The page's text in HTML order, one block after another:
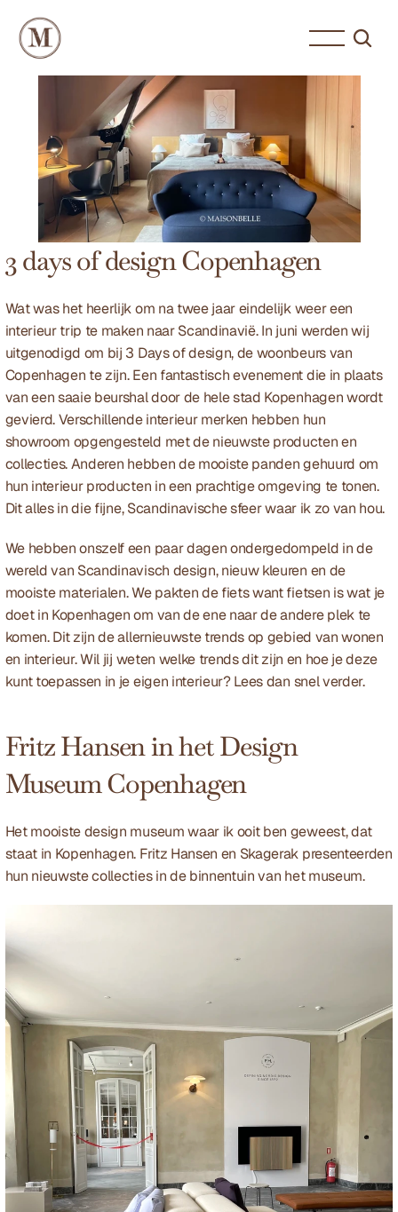
3 days of design Copenhagen
Wat was het heerlijk om na twee jaar eindelijk weer een
interieur trip te maken naar Scandinavië. In juni werden wij
uitgenodigd om bij 3 Days of design, de woonbeurs van
Copenhagen te zijn. Een fantastisch evenement die in plaats
van een saaie beurshal door de hele stad Kopenhagen wordt
gevierd. Verschillende interieur merken hebben hun
showroom opgengesteld met de nieuwste producten en
collecties. Anderen hebben de mooiste panden gehuurd om
hun interieur producten in een prachtige omgeving te tonen.
Dit alles in die fijne, Scandinavische sfeer waar ik zo van hou.
We hebben onszelf een paar dagen ondergedompeld in de
wereld van Scandinavisch design, nieuw kleuren en de
mooiste materialen. We pakten de fiets want fietsen is wat je
doet in Kopenhagen om van de ene naar de andere plek te
komen. Dit zijn de allernieuwste trends op gebied van wonen
en interieur. Wil jij weten welke trends dit zijn en hoe je deze
kunt toepassen in je eigen interieur? Lees dan snel verder.
Fritz Hansen in het Design
Museum Copenhagen
Het mooiste design museum waar ik ooit ben geweest, dat
staat in Kopenhagen. Fritz Hansen en Skagerak presenteerden
hun nieuwste collecties in de binnentuin van het museum.